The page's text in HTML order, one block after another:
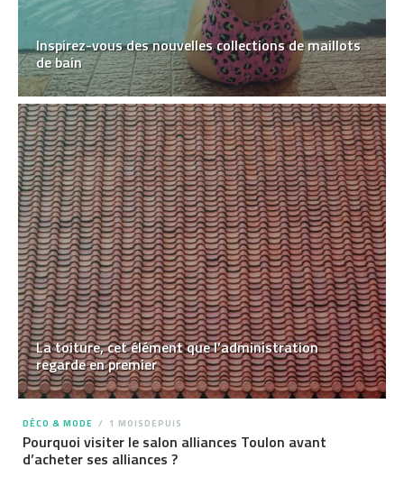
Inspirez-vous des nouvelles collections de maillots
de bain
La toiture, cet élément que l’administration
regarde en premier
DÉCO & MODE 1 MOISDEPUIS
Pourquoi visiter le salon alliances Toulon avant
d’acheter ses alliances ?